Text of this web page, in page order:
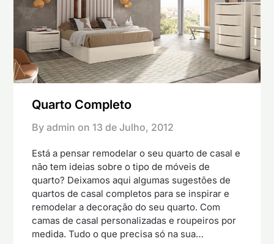
Quarto Completo
By admin on 13 de Julho, 2012
Está a pensar remodelar o seu quarto de casal e
não tem ideias sobre o tipo de móveis de
quarto? Deixamos aqui algumas sugestões de
quartos de casal completos para se inspirar e
remodelar a decoração do seu quarto. Com
camas de casal personalizadas e roupeiros por
medida. Tudo o que precisa só na sua…